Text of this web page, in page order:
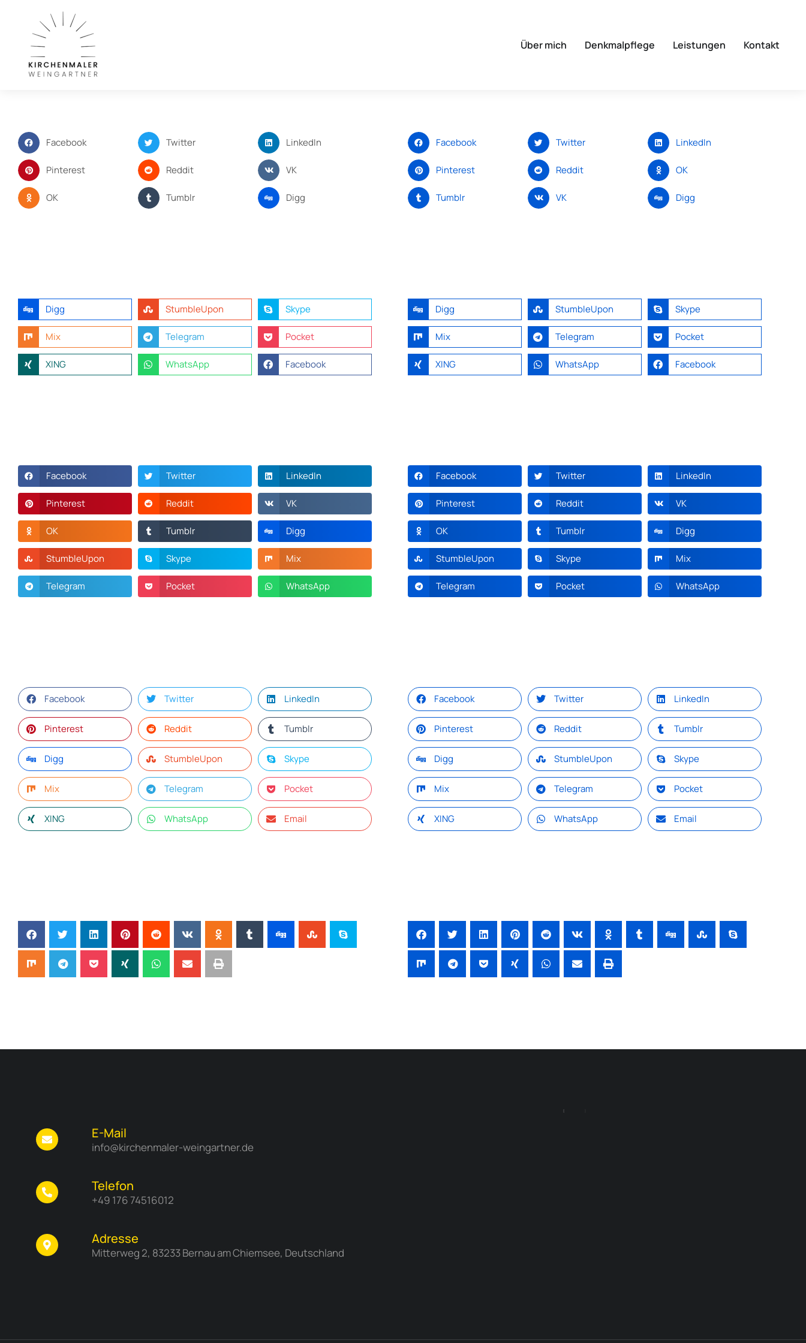
Über mich Denkmalpflege Leistungen Kontakt
Facebook Twitter LinkedIn
Pinterest Reddit VK
OK Tumblr Digg
Facebook Twitter LinkedIn
Pinterest Reddit OK
Tumblr VK Digg
Digg StumbleUpon Skype
Mix Telegram Pocket
XING WhatsApp Facebook
Digg StumbleUpon Skype
Mix Telegram Pocket
XING WhatsApp Facebook
Facebook Twitter LinkedIn
Pinterest Reddit VK
OK Tumblr Digg
StumbleUpon Skype Mix
Telegram Pocket WhatsApp
Facebook Twitter LinkedIn
Pinterest Reddit VK
OK Tumblr Digg
StumbleUpon Skype Mix
Telegram Pocket WhatsApp
Facebook Twitter LinkedIn
Pinterest Reddit Tumblr
Digg StumbleUpon Skype
Mix Telegram Pocket
XING WhatsApp Email
Facebook Twitter LinkedIn
Pinterest Reddit Tumblr
Digg StumbleUpon Skype
Mix Telegram Pocket
XING WhatsApp Email
E-Mail
info@kirchenmaler-weingartner.de
Telefon
+49 176 74516012
Adresse
Mitterweg 2, 83233 Bernau am Chiemsee, Deutschland